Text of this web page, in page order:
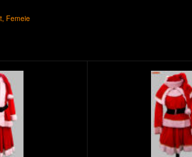
Femeie